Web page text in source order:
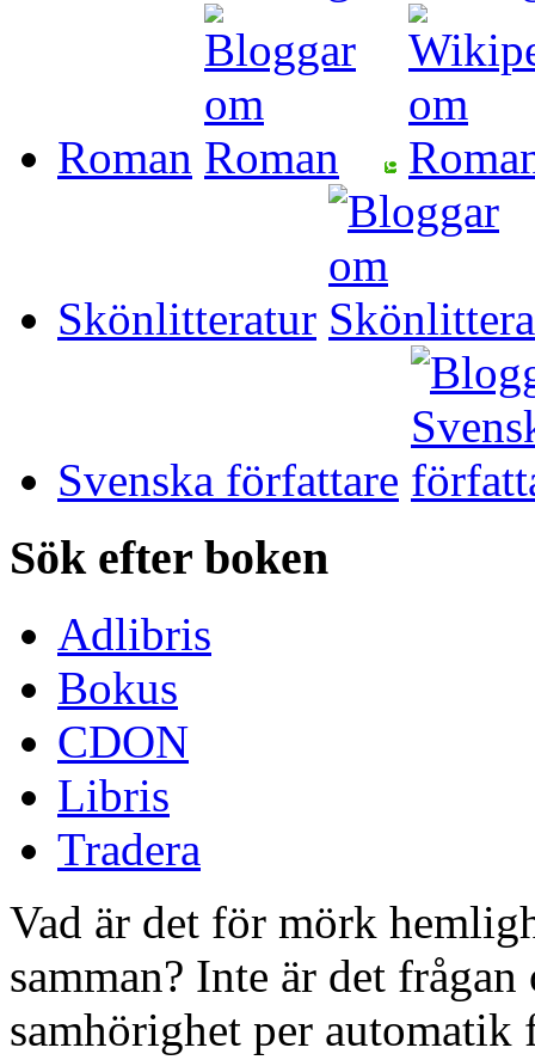
Roman
Skönlitteratur
Svenska författare
Sök efter boken
Adlibris
Bokus
CDON
Libris
Tradera
Vad är det för mörk
samman? Inte är det
samhörighet per automatik